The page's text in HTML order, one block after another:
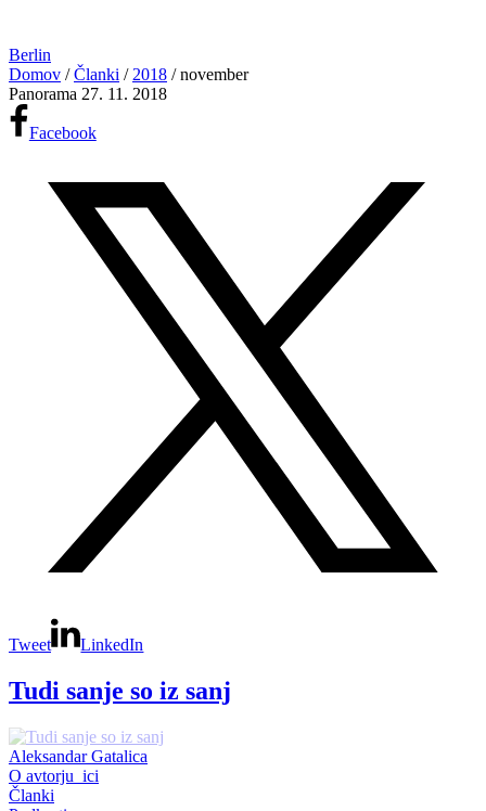
Berlin
Domov /Članki / 2018 /november
Panorama 27. 11. 2018
Facebook
Tweet LinkedIn
Tudi sanje so iz sanj
Aleksandar Gatalica
O avtorju_ici
Članki